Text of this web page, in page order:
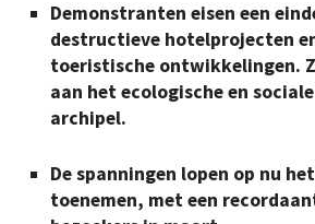
Demonstranten eisen een
destructieve hotelprojecten
toeristische ontwikkelingen.
aan het ecologische en
archipel.
De spanningen lopen op nu
toenemen, met een